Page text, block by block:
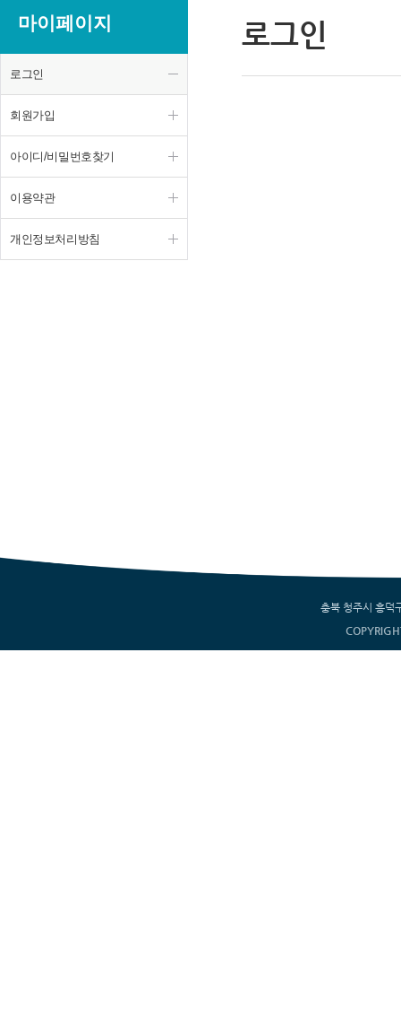
마이페이지
로그인
회원가입
아이디/비밀번호찾기
이용약관
개인정보처리방침
로그인
충북 청주시 흥